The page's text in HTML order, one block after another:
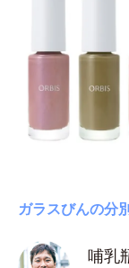
ガラスびんの分
哺乳